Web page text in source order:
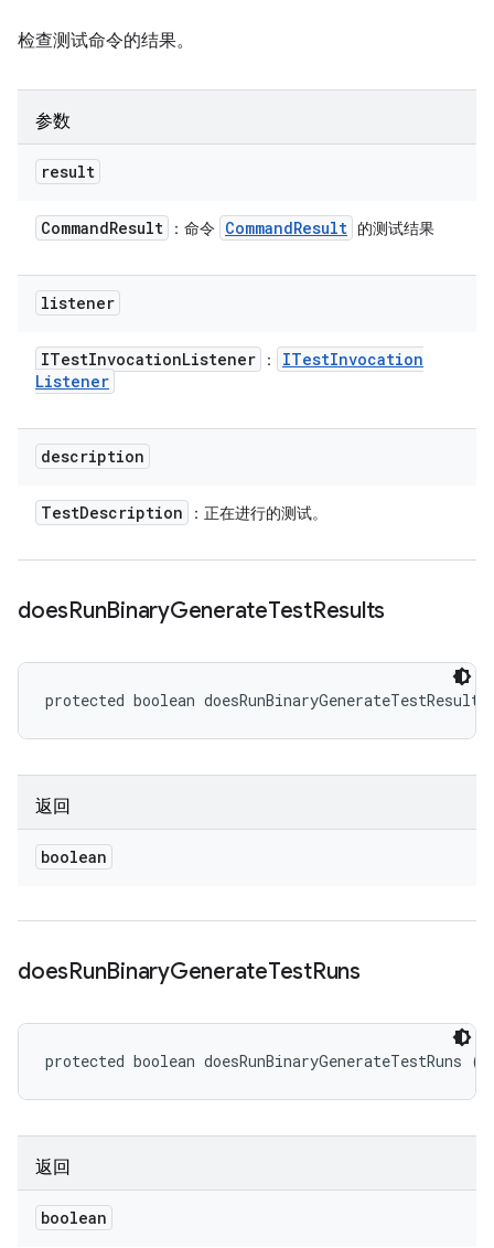
检查测试命令的结果。
参数
result
CommandResult ：命令 CommandResult 的测试结果
listener
ITestInvocationListener ： ITestInvocation
Listener
description
TestDescription ：正在进行的测试。
doesRunBinaryGenerateTestResults
protected boolean
返回
boolean
doesRunBinaryGenerateTestRuns
protected boolean doesRunBinaryGenerateTestRuns ()
返回
boolean